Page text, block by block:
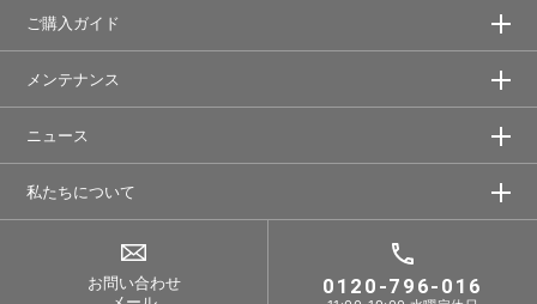
ご購入ガイド
メンテナンス
ニュース
私たちについて
お問い合わせ
0120-796-016